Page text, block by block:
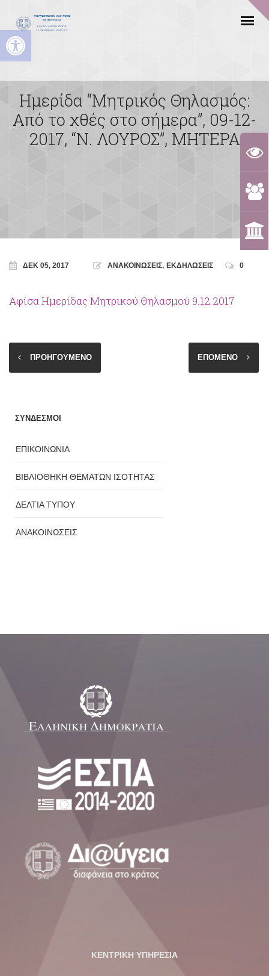
Ανοίξτε τη γραμμή εργαλείων
Ημερίδα “Μητρικός Θηλασμός:
Από το χθές στο σήμερα”, 09-12-
2017, “Ν. ΛΟΥΡΟΣ”, ΜΗΤΕΡΑ
ΔΕΚ 05, 2017 ΑΝΑΚΟΙΝΩΣΕΙΣ, ΕΚΔΗΛΩΣΕΙΣ 0
Αφίσα Ημερίδας Μητρικού Θηλασμού 9.12.2017
ΠΡΟΗΓΟΥΜΕΝΟ ΕΠΟΜΕΝΟ
ΣΥΝΔΕΣΜΟΙ
ΕΠΙΚΟΙΝΩΝΙΑ
ΒΙΒΛΙΟΘΗΚΗ ΘΕΜΑΤΩΝ ΙΣΟΤΗΤΑΣ
ΔΕΛΤΙΑ ΤΥΠΟΥ
ΑΝΑΚΟΙΝΩΣΕΙΣ
ΚΕΝΤΡΙΚΗ ΥΠΗΡΕΣΙΑ